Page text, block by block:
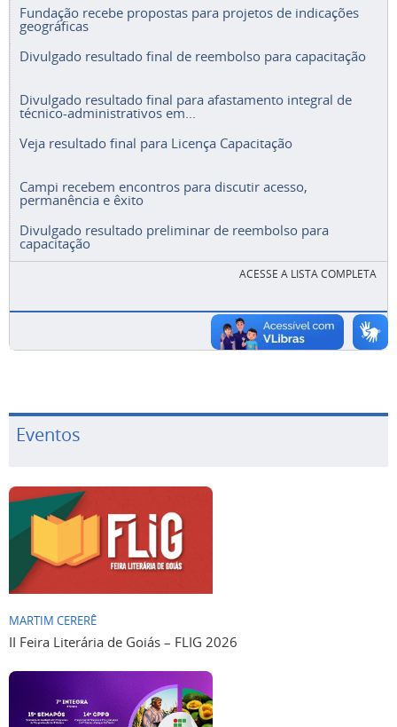
Fundação recebe propostas para projetos de indicações
geográficas
Divulgado resultado final de reembolso para capacitação
Divulgado resultado final para afastamento integral de
técnico-administrativos em...
Veja resultado final para Licença Capacitação
Campi recebem encontros para discutir acesso,
permanência e êxito
Divulgado resultado preliminar de reembolso para
capacitação
ACESSE A LISTA COMPLETA
Eventos
MARTIM CERERÊ
II Feira Literária de Goiás – FLIG 2026